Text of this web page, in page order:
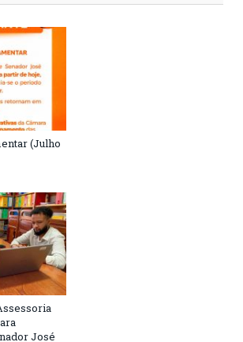
(Julho
José